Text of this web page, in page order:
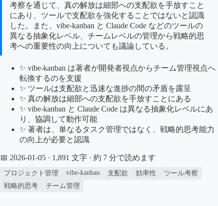
考察を通じて、真の解放は細部への支配欲を手放すこと
にあり、ツールで支配欲を強化することではないと認識
した。また、vibe-kanban と Claude Code などのツールの
異なる抽象化レベル、チームレベルの管理から戦略的思
考への重要性の向上についても議論している。
✨ vibe-kanban は著者が開発者視点からチーム管理視点へ
転換するのを支援
✨ ツールは支配欲と迅速な進捗の間の矛盾を露呈
✨ 真の解放は細部への支配欲を手放すことにある
✨ vibe-kanban と Claude Code は異なる抽象化レベルにあ
り、協調して動作可能
✨ 著者は、単なるタスク管理ではなく、戦略的思考能力
の向上が必要と認識
📅 2026-01-05 · 1,891 文字 · 約 7 分で読めます
プロジェクト管理 vibe-kanban 支配欲 効率性
ツール考察
戦略的思考
チーム管理